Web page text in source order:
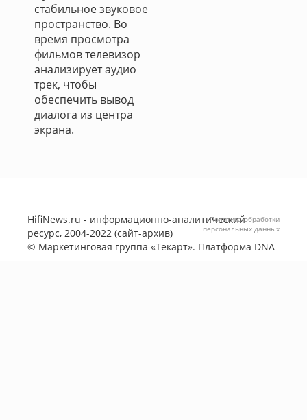
стабильное звуковое
пространство. Во
время просмотра
фильмов телевизор
анализирует аудио
трек, чтобы
обеспечить вывод
диалога из центра
экрана.
HifiNews.ru - информационно-аналитический
ресурс, 2004-2022 (сайт-архив)
© Маркетинговая группа «Текарт». Платформа DNA
Политика обработки
персональных данных